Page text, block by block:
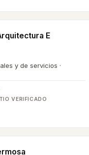
E
y de servicios ·
VERIFICADO